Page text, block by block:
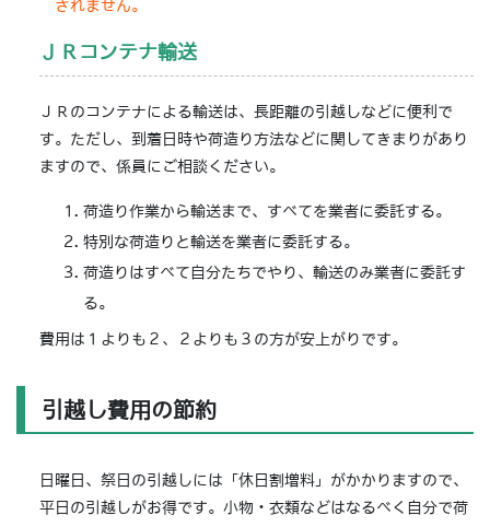
されません。
ＪＲコンテナ輸送
ＪＲのコンテナによる輸送は、長距離の引越しなどに便利で
す。ただし、到着日時や荷造り方法などに関してきまりがあり
ますので、係員にご相談ください。
荷造り作業から輸送まで、すべてを業者に委託する。
特別な荷造りと輸送を業者に委託する。
荷造りはすべて自分たちでやり、輸送のみ業者に委託す
る。
費用は１よりも２、２よりも３の方が安上がりです。
引越し費用の節約
日曜日、祭日の引越しには「休日割増料」がかかりますので、
平日の引越しがお得です。小物・衣類などはなるべく自分で荷